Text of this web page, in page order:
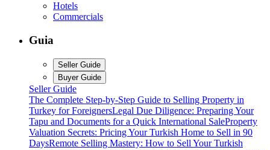
Hotels
Commercials
Guia
Seller Guide
Buyer Guide
Seller Guide
The Complete Step-by-Step Guide to Selling Property in
Turkey for ForeignersLegal Due Diligence: Preparing Your
Tapu and Documents for a Quick International SaleProperty
Valuation Secrets: Pricing Your Turkish Home to Sell in 90
DaysRemote Selling Mastery: How to Sell Your Turkish